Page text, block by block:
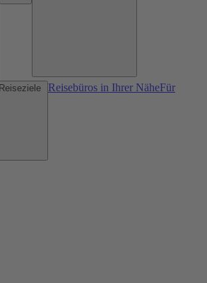
Reisebüros in Ihrer NäheFür